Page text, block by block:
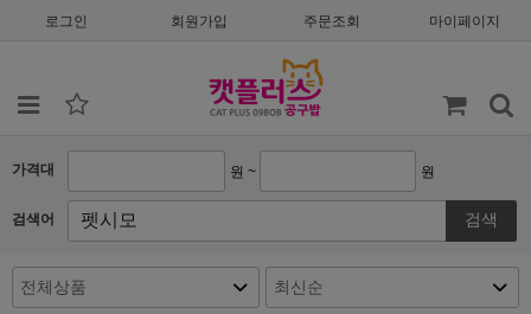
로그인 회원가입 주문조회 마이페이지
가격대 원 ~ 원
검색어 검색